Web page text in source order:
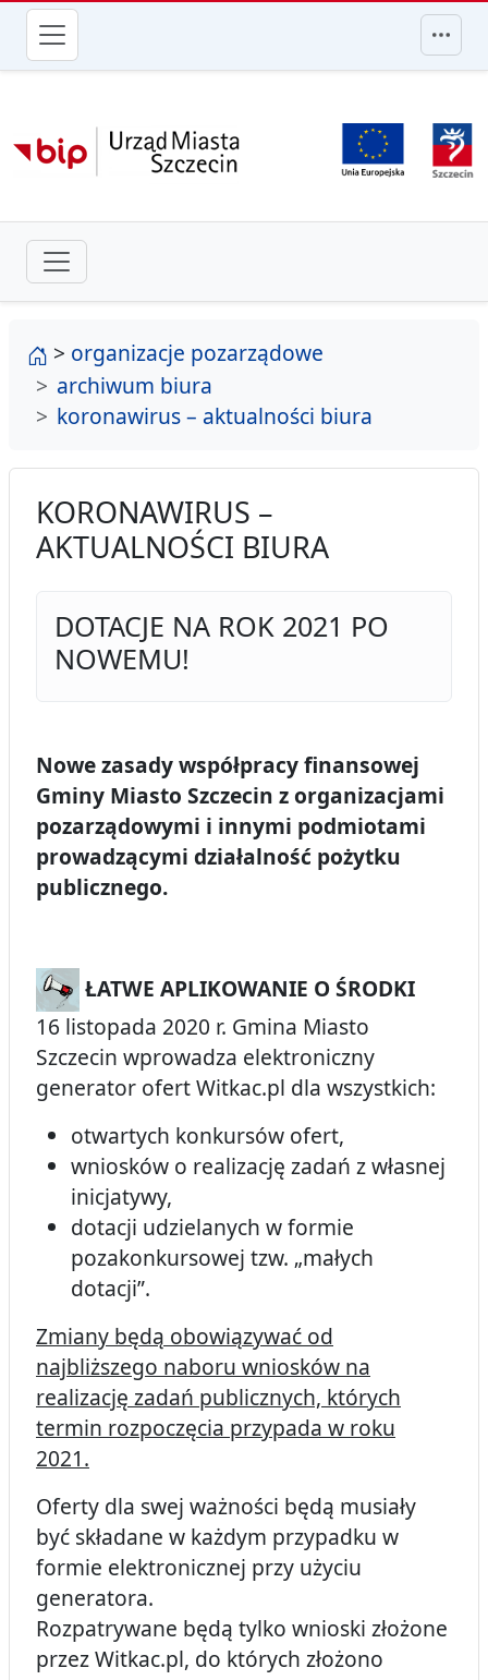
przejdź do głównego menu
strona główna
> organizacje pozarządowe
archiwum biura
koronawirus – aktualności biura
KORONAWIRUS –
AKTUALNOŚCI BIURA
DOTACJE NA ROK 2021 PO
NOWEMU!
Nowe zasady współpracy finansowej
Gminy Miasto Szczecin z organizacjami
pozarządowymi i innymi podmiotami
prowadzącymi działalność pożytku
publicznego.
ŁATWE APLIKOWANIE O ŚRODKI
16 listopada 2020 r. Gmina Miasto
Szczecin wprowadza elektroniczny
generator ofert Witkac.pl dla wszystkich:
otwartych konkursów ofert,
wniosków o realizację zadań z własnej
inicjatywy,
dotacji udzielanych w formie
pozakonkursowej tzw. „małych
dotacji”.
Zmiany będą obowiązywać od
najbliższego naboru wniosków na
realizację zadań publicznych, których
termin rozpoczęcia przypada w roku
2021.
Oferty dla swej ważności będą musiały
być składane w każdym przypadku w
formie elektronicznej przy użyciu
generatora.
Rozpatrywane będą tylko wnioski złożone
przez Witkac.pl, do których złożono